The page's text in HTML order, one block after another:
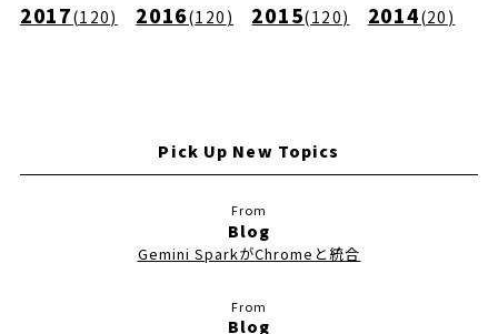
2017(120) 2016(120 ) 2015(120) 2014(20 )
Pick Up New Topics
Blog
Gemini SparkがChromeと統合
Blog